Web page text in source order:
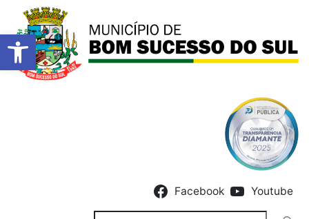
Barra de Ferramentas
Facebook Youtube